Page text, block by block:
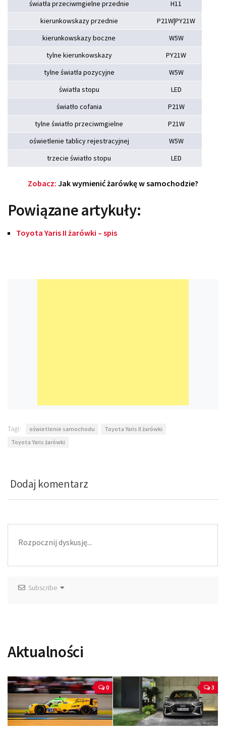
światła przeciwmgielne przednie
H11
kierunkowskazy przednie
P21W|PY21W
kierunkowskazy boczne
W5W
tylne kierunkowskazy
PY21W
tylne światła pozycyjne
W5W
światła stopu
LED
światło cofania
P21W
tylne światło przeciwmgielne
P21W
oświetlenie tablicy rejestracyjnej
W5W
trzecie światło stopu
LED
Zobacz: Jak wymienić żarówkę w samochodzie?
Powiązane artykuły:
Toyota Yaris II żarówki – spis
Tagi: oświetlenie samochodu
Toyota Yaris II żarówki
Toyota Yaris żarówki
Dodaj komentarz
Subscribe
Aktualności
0 3